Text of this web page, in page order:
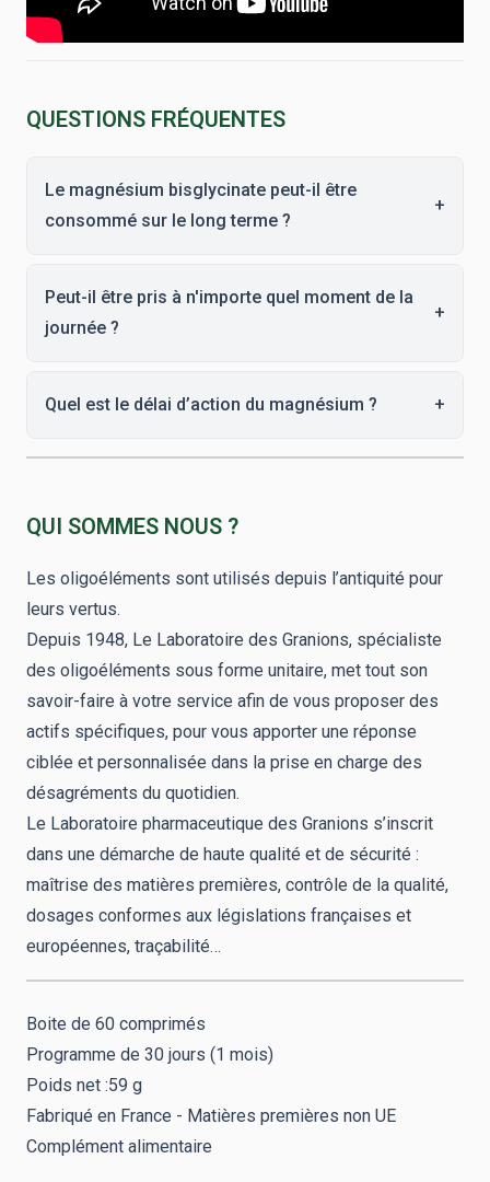
QUESTIONS FRÉQUENTES
Le magnésium bisglycinate peut-il être
consommé sur le long terme ?
+
Peut-il être pris à n'importe quel moment de la
journée ?
+
Quel est le délai d’action du magnésium ? +
QUI SOMMES NOUS ?
Les oligoéléments sont utilisés depuis l’antiquité pour
leurs vertus.
Depuis 1948, Le Laboratoire des Granions, spécialiste
des oligoéléments sous forme unitaire, met tout son
savoir-faire à votre service afin de vous proposer des
actifs spécifiques, pour vous apporter une réponse
ciblée et personnalisée dans la prise en charge des
désagréments du quotidien.
Le Laboratoire pharmaceutique des Granions s’inscrit
dans une démarche de haute qualité et de sécurité :
maîtrise des matières premières, contrôle de la qualité,
dosages conformes aux législations françaises et
européennes, traçabilité…
Boite de 60 comprimés
Programme de 30 jours (1 mois)
Poids net :59 g
Fabriqué en France - Matières premières non UE
Complément alimentaire